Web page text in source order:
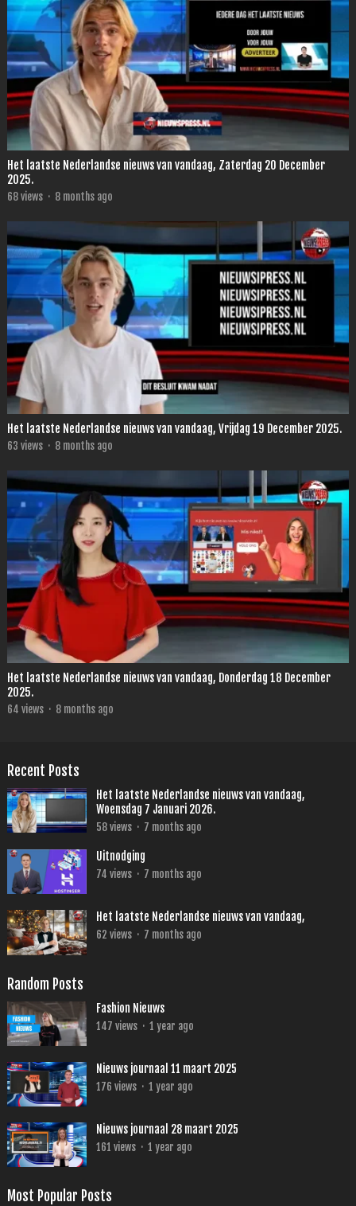
Het laatste Nederlandse nieuws van vandaag, Zaterdag 20 December
2025.
68views · 8 months ago
Het laatste Nederlandse nieuws van vandaag, Vrijdag 19 December 2025.
63 views · 8 months ago
Het laatste Nederlandse nieuws van vandaag, Donderdag 18 December
2025.
64 views · 8 months ago
Recent Posts
Het laatste Nederlandse nieuws van vandaag,
Woensdag 7 Januari 2026.
58views · 7 months ago
Uitnodging
74 views · 7 months ago
Het laatste Nederlandse nieuws van vandaag,
62 views · 7 months ago
Random Posts
Fashion Nieuws
147 views · 1 year ago
Nieuws journaal 11 maart 2025
176 views · 1 year ago
Nieuws journaal 28 maart 2025
161 views · 1 year ago
Most Popular Posts